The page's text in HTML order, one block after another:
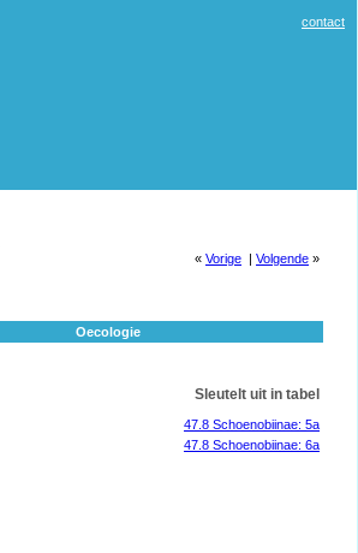
contact
« Vorige | Volgende »
Oecologie
Sleutelt uit in tabel
47.8 Schoenobiinae: 5a
47.8 Schoenobiinae: 6a